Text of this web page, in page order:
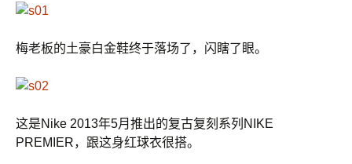
梅老板的土豪白金鞋终于落场了，闪瞎了眼。
这是Nike 2013年5月推出的复古复刻系列NIKE
PREMIER，跟这身红球衣很搭。